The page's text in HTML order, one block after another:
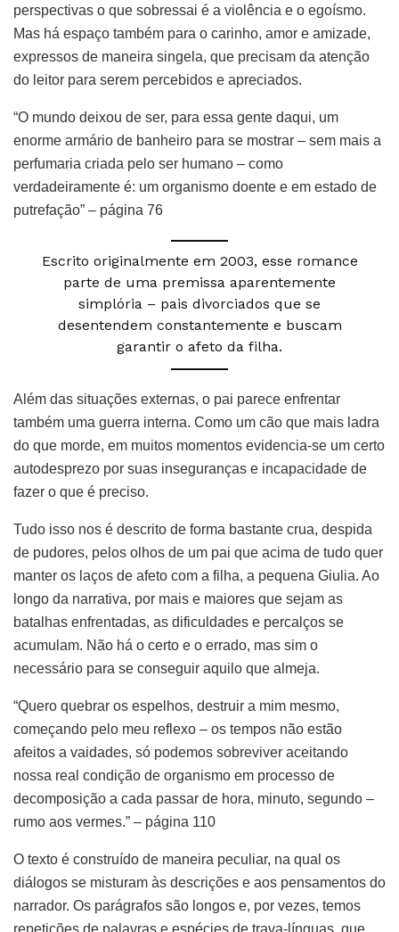
perspectivas o que sobressai é a violência e o egoísmo.
Mas há espaço também para o carinho, amor e amizade,
expressos de maneira singela, que precisam da atenção
do leitor para serem percebidos e apreciados.
“O mundo deixou de ser, para essa gente daqui, um
enorme armário de banheiro para se mostrar – sem mais a
perfumaria criada pelo ser humano – como
verdadeiramente é: um organismo doente e em estado de
putrefação” – página 76
Escrito originalmente em 2003, esse romance
parte de uma premissa aparentemente
simplória – pais divorciados que se
desentendem constantemente e buscam
garantir o afeto da filha.
Além das situações externas, o pai parece enfrentar
também uma guerra interna. Como um cão que mais ladra
do que morde, em muitos momentos evidencia-se um certo
autodesprezo por suas inseguranças e incapacidade de
fazer o que é preciso.
Tudo isso nos é descrito de forma bastante crua, despida
de pudores, pelos olhos de um pai que acima de tudo quer
manter os laços de afeto com a filha, a pequena Giulia. Ao
longo da narrativa, por mais e maiores que sejam as
batalhas enfrentadas, as dificuldades e percalços se
acumulam. Não há o certo e o errado, mas sim o
necessário para se conseguir aquilo que almeja.
“Quero quebrar os espelhos, destruir a mim mesmo,
começando pelo meu reflexo – os tempos não estão
afeitos a vaidades, só podemos sobreviver aceitando
nossa real condição de organismo em processo de
decomposição a cada passar de hora, minuto, segundo –
rumo aos vermes.” – página 110
O texto é construído de maneira peculiar, na qual os
diálogos se misturam às descrições e aos pensamentos do
narrador. Os parágrafos são longos e, por vezes, temos